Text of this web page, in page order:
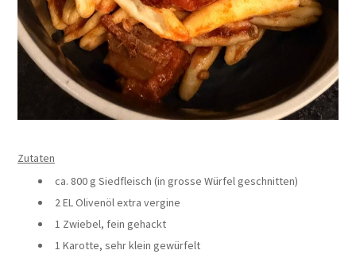
Zutaten
ca. 800 g Siedfleisch (in grosse Würfel geschnitten)
2 EL Olivenöl extra vergine
1 Zwiebel, fein gehackt
1 Karotte, sehr klein gewürfelt